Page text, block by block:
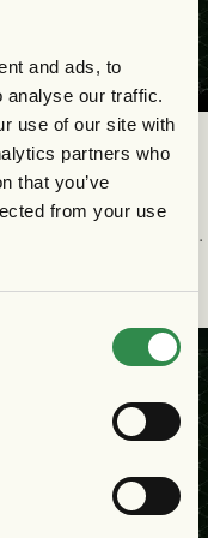
and ads, to
analyse our traffic.
use of our site with
partners who
that you’ve
from your use
23/7
mot FC
kl 19.00! Fredrik
trupp till